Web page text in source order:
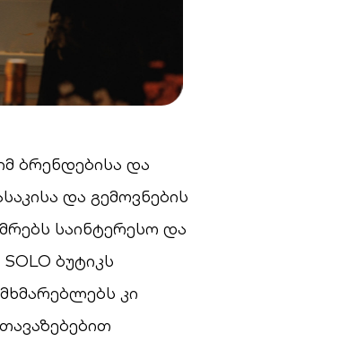
ბრენდებისა და
და გემოვნების
საინტერესო და
ბუტიკს
კი